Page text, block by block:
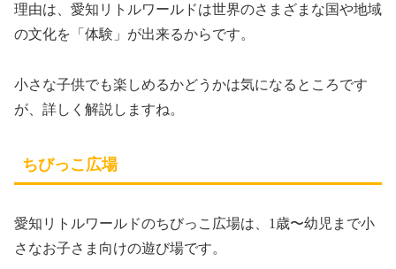
理由は、愛知リトルワールドは世界のさまざまな国や地域
の文化を「体験」が出来るからです。
小さな子供でも楽しめるかどうかは気になるところです
が、詳しく解説しますね。
ちびっこ広場
愛知リトルワールドのちびっこ広場は、1歳〜幼児まで小
さなお子さま向けの遊び場です。